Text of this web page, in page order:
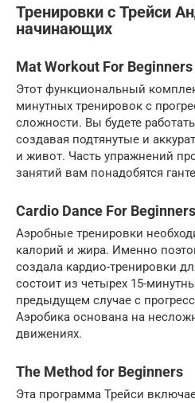
Тренировки с Трейси
начинающих
Mat Workout For Beginners
Этот функциональный
минутных тренировок с
сложности. Вы будете
создавая подтянутые и
и живот. Часть упражнений
занятий вам понадобятся
Cardio Dance For Beginners
Аэробные тренировки
калорий и жира. Именно
создала кардио-тренировки
состоит из четырех 15-
предыдущем случае с
Аэробика основана на
движениях.
The Method for Beginners
Эта программа Трейси